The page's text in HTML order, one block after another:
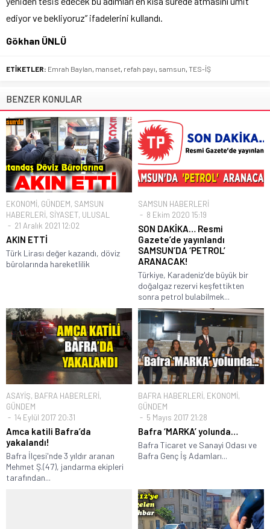
ediyor ve bekliyoruz” ifadelerini kullandı.
Gökhan ÜNLÜ
ETİKETLER: Emrah Baylan manset refah payı samsun TES-İŞ
BENZER KONULAR
EKONOMİ, GÜNDEM, SAMSUN
HABERLERİ, SİYASET, ULUSAL
21 Aralık 2021 12:02
AKIN ETTİ
Türk Lirası değer kazandı, döviz
bürolarında hareketlilik
SAMSUN HABERLERİ
8 Ekim 2020 15:19
SON DAKİKA… Resmi
Gazete’de yayınlandı
SAMSUN’DA ‘PETROL’
ARANACAK!
Türkiye, Karadeniz'de büyük bir
doğalgaz rezervi keşfettikten
sonra petrol bulabilmek...
ASAYİŞ, BAFRA HABERLERİ,
GÜNDEM
14 Eylül 2017 20:31
Amca katili Bafra’da
yakalandı!
Bafra İlçesi'nde 3 yıldır aranan
Mehmet Ş.(47), jandarma ekipleri
tarafından...
BAFRA HABERLERİ, EKONOMİ,
GÜNDEM
5 Mayıs 2017 21:28
Bafra ‘MARKA’ yolunda…
Bafra Ticaret ve Sanayi Odası ve
Bafra Genç İş Adamları...